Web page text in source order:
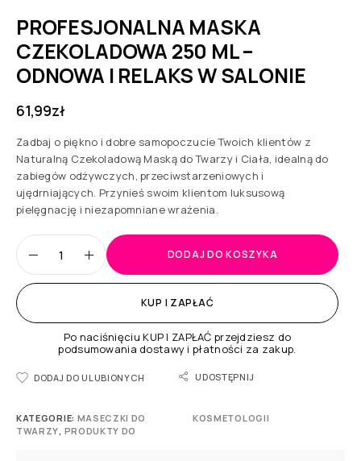
PROFESJONALNA MASKA
CZEKOLADOWA 250 ML –
ODNOWA I RELAKS W SALONIE
61,99zł
Zadbaj o piękno i dobre samopoczucie Twoich klientów z
Naturalną Czekoladową Maską do Twarzy i Ciała, idealną do
zabiegów odżywczych, przeciwstarzeniowych i
ujędrniających. Przynieś swoim klientom luksusową
pielęgnację i niezapomniane wrażenia.
DODAJ DO KOSZYKA
KUP I ZAPŁAĆ
Po naciśnięciu KUP I ZAPŁAĆ przejdziesz do
podsumowania dostawy i płatności za zakup.
DODAJ DO ULUBIONYCH UDOSTĘPNIJ
KATEGORIE: MASECZKI DO
TWARZY, PRODUKTY DO
KOSMETOLOGII